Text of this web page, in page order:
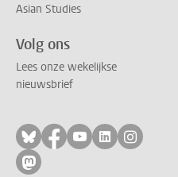
Asian Studies
Volg ons
Lees onze wekelijkse
nieuwsbrief
Volg ons op bluesky
Volg ons op
Volg ons op
Volg ons
Volg
Volg ons op mastodon